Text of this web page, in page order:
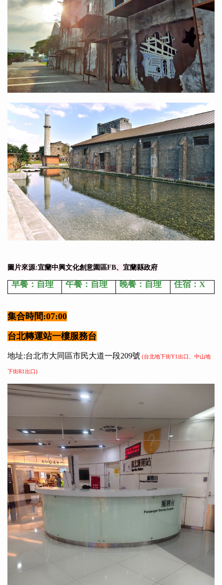
圖片來源:宜蘭中興文化創意園區FB、宜蘭縣政府
早餐：自理 午餐：自理 晚餐：自理 住宿：X
集合時間:07:00
台北轉運站一樓服務台
地址:台北市大同區市民大道一段209號 (台北地下街Y1出口、中山地
下街R1出口)